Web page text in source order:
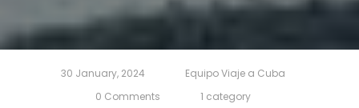
30 January, 2024
Equipo Viaje a Cuba
0 Comments
1 category